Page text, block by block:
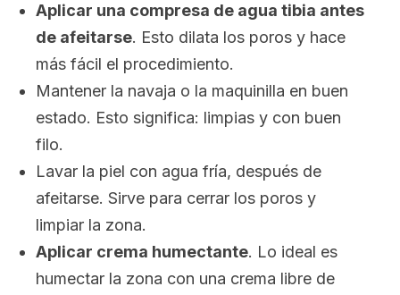
Aplicar una compresa de agua tibia antes
de afeitarse. Esto dilata los poros y hace
más fácil el procedimiento.
Mantener la navaja o la maquinilla en buen
estado. Esto significa: limpias y con buen
filo.
Lavar la piel con agua fría, después de
afeitarse. Sirve para cerrar los poros y
limpiar la zona.
Aplicar crema humectante. Lo ideal es
humectar la zona con una crema libre de